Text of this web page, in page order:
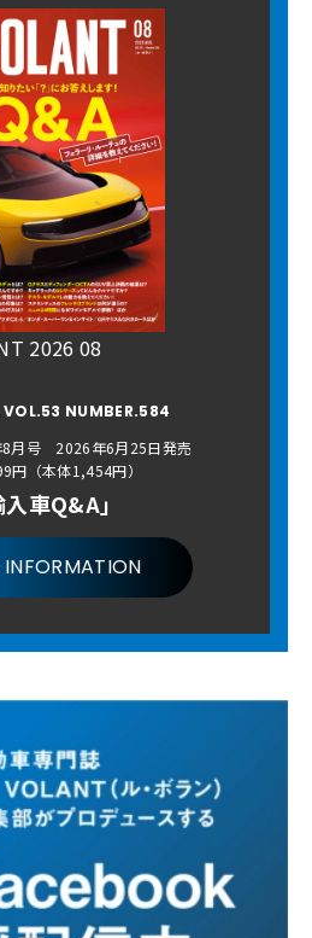
2026 08
NUMBER.584
8月号 2026年6月25日発売
円（本体1,454円）
入車Q&A」
INFORMATION